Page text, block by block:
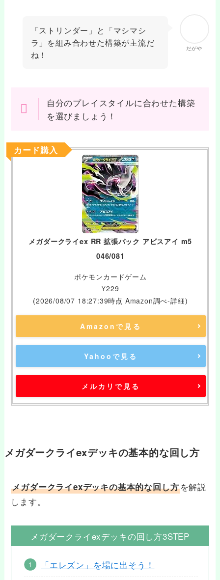
だがや
「ストリンダー」と「マシマシ
ラ」を組み合わせた構築が主流だ
ね！
自分のプレイスタイルに合わせた構築
を選びましょう！
メガダークライex RR 拡張パック アビスアイ m5
046/081
ポケモンカードゲーム
¥229
(2026/08/07 18:27:39時点 Amazon調べ-詳細)
Amazonで見る
Yahooで見る
メルカリで見る
カード購入
メガダークライexデッキの基本的な回し方
メガダークライexデッキの基本的な回し方を解説
します。
メガダークライexデッキの回し方3STEP
「エレズン」を場に出そう！